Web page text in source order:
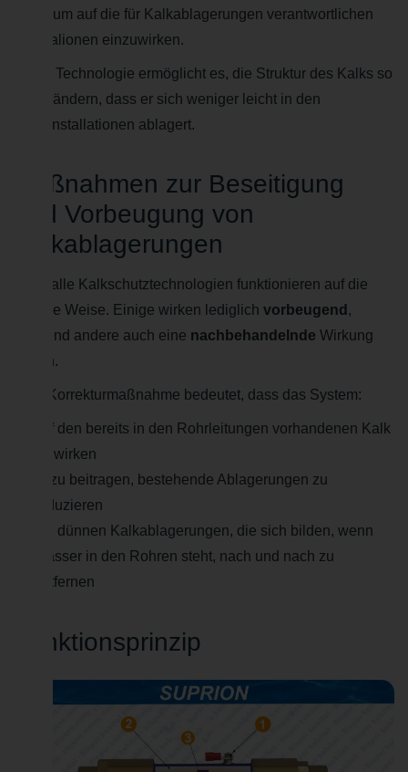
fließt, um auf die für Kalkablagerungen verantwortlichen
Mineralionen einzuwirken.
Diese Technologie ermöglicht es, die Struktur des Kalks so
zu verändern, dass er sich weniger leicht in den
Hausinstallationen ablagert.
Maßnahmen zur Beseitigung
und Vorbeugung von
Kalkablagerungen
Nicht alle Kalkschutztechnologien funktionieren auf die
gleiche Weise. Einige wirken lediglich vorbeugend ,
während andere auch eine nachbehandelnde Wirkung
haben.
Eine Korrekturmaßnahme bedeutet, dass das System:
auf den bereits in den Rohrleitungen vorhandenen Kalk
einwirken
dazu beitragen, bestehende Ablagerungen zu
reduzieren
die dünnen Kalkablagerungen, die sich bilden, wenn
Wasser in den Rohren steht, nach und nach zu
entfernen
Funktionsprinzip